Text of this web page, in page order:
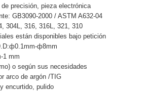
precisión, pieza electrónica
GB3090-2000 / ASTM A632-04
304L, 316, 316L, 321, 310
están disponibles bajo petición
ф8mm
1 mm
o según sus necesidades
arco de argón /TIG
encurtido, pulido